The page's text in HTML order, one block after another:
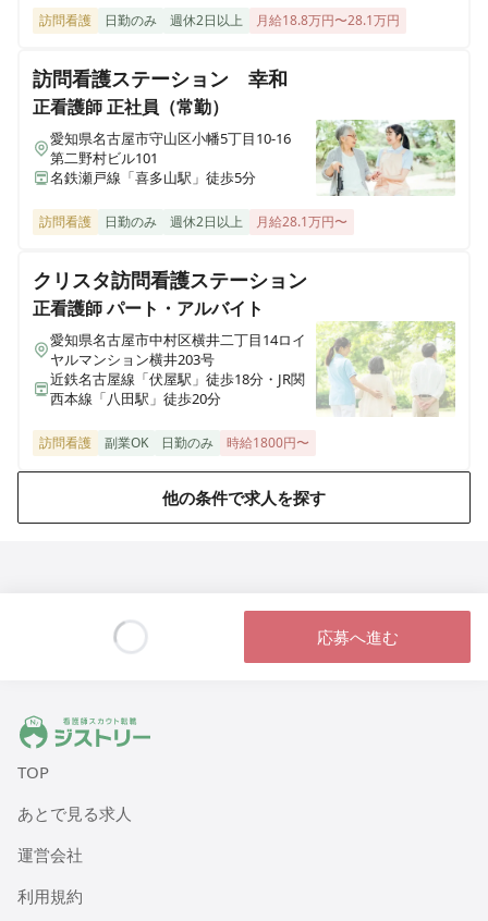
訪問看護 日勤のみ 週休2日以上 月給18.8万円〜28.1万円
訪問看護ステーション 幸和
正看護師正社員（常勤）
愛知県名古屋市守山区小幡5丁目10-16
第二野村ビル101
名鉄瀬戸線「喜多山駅」徒歩5分
訪問看護 日勤のみ 週休2日以上 月給28.1万円〜
クリスタ訪問看護ステーション
正看護師パート・アルバイト
愛知県名古屋市中村区横井二丁目14ロイ
ヤルマンション横井203号
近鉄名古屋線「伏屋駅」徒歩18分・JR関
西本線「八田駅」徒歩20分
訪問看護 副業OK 日勤のみ 時給1800円〜
他の条件で求人を探す
応募へ進む
ジストリー 看護師の転職マッチング
TOP
あとで見る求人
運営会社
利用規約